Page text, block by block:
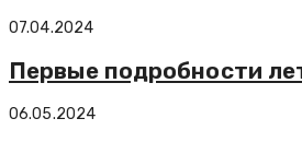
07.04.2024
Первые подробности
06.05.2024